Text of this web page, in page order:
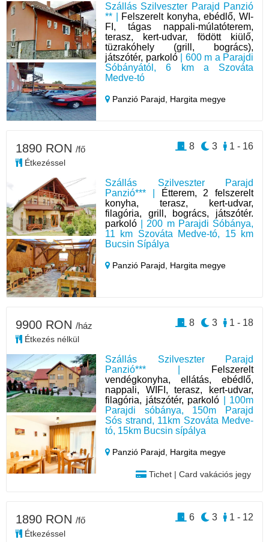
Szállás Szilveszter Parajd Panzió
** |
Felszerelt konyha, ebédlő, WI-
FI, tágas nappali-múlatóterem,
terasz, kert-udvar, födött kiülő,
tüzrakóhely (grill, bogrács),
játszótér, parkoló| 600 m a Parajdi
Sóbányától, 6 km a Szováta
Medve-tó
Panzió Parajd, Hargita megye
Szállás Szilveszter Parajd
Panzió*** |
Étterem, 2 felszerelt
konyha, terasz, kert-udvar,
filagória, grill, bogrács, játszótér.
parkoló | 200 m Parajdi Sóbánya,
11 km Szováta Medve-tó, 15 km
Bucsin Sípálya
Panzió Parajd, Hargita megye
1890 RON /fő
Étkezéssel
1 - 16
3
8
Szállás Szilveszter Parajd
Panzió*** |
Felszerelt
vendégkonyha, ellátás, ebédlő,
nappali, WIFI, terasz, kert-udvar,
filagória, játszótér, parkoló | 100m
Parajdi sóbánya, 150m Parajd
Sós strand, 11km Szováta Medve-
tó, 15km Bucsin sípálya
Panzió Parajd, Hargita megye
Tichet | Card vakációs jegy
9900 RON /ház
Étkezés nélkül
1 - 18
3
8
1890 RON /fő
Étkezéssel
1 - 12
3
6